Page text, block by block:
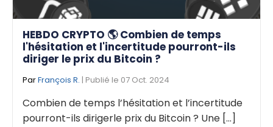
HEBDO CRYPTO 🌎 Combien de temps
l'hésitation et l'incertitude pourront-ils
diriger le prix du Bitcoin ?
ParFrançois R. | Publié le 07 Oct. 2024
Combien de temps l’hésitation et l’incertitude
pourront-ils dirigerle prix du Bitcoin ? Une [...]